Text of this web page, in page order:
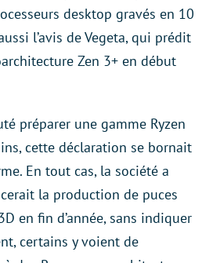
desktop gravés en 10
l’avis de Vegeta, qui prédit
Zen 3+ en début
préparer une gamme Ryzen
cette déclaration se bornait
En tout cas, la société a
la production de puces
en fin d’année, sans indiquer
certains y voient de